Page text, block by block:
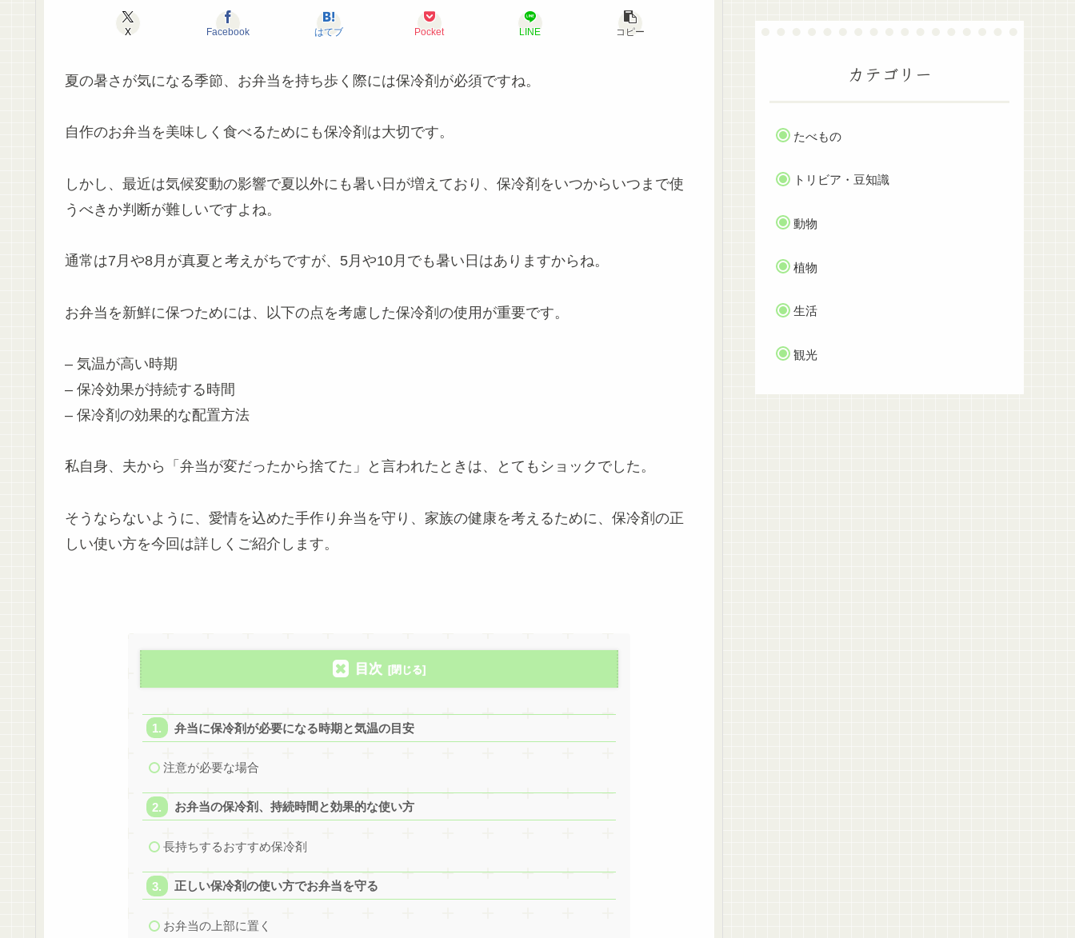
X Facebook はてブ Pocket LINE コピー
夏の暑さが気になる季節、お弁当を持ち歩く際には保冷剤が必須ですね。
自作のお弁当を美味しく食べるためにも保冷剤は大切です。
しかし、最近は気候変動の影響で夏以外にも暑い日が増えており、保冷剤をいつからいつまで使
うべきか判断が難しいですよね。
通常は7月や8月が真夏と考えがちですが、5月や10月でも暑い日はありますからね。
お弁当を新鮮に保つためには、以下の点を考慮した保冷剤の使用が重要です。
– 気温が高い時期
– 保冷効果が持続する時間
– 保冷剤の効果的な配置方法
私自身、夫から「弁当が変だったから捨てた」と言われたときは、とてもショックでした。
そうならないように、愛情を込めた手作り弁当を守り、家族の健康を考えるために、保冷剤の正
しい使い方を今回は詳しくご紹介します。
目次
弁当に保冷剤が必要になる時期と気温の目安
注意が必要な場合
お弁当の保冷剤、持続時間と効果的な使い方
長持ちするおすすめ保冷剤
正しい保冷剤の使い方でお弁当を守る
お弁当の上部に置く
カテゴリー
たべもの
トリビア・豆知識
動物
植物
生活
観光